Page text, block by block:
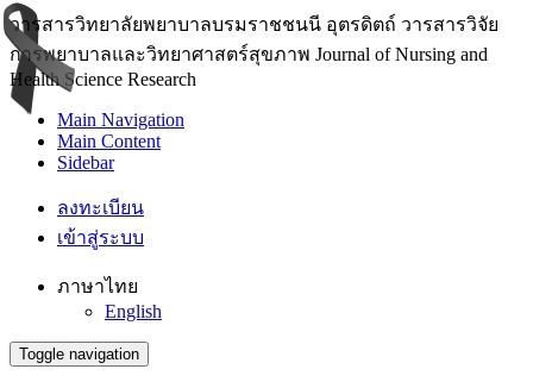
วารสารวิทยาลัยพยาบาลบรมราชชนนี อุตรดิตถ์ วารสารวิจัย
การพยาบาลและวิทยาศาสตร์สุขภาพ Journal of Nursing and
Health Science Research
Main Navigation
Main Content
Sidebar
ลงทะเบียน
เข้าสู่ระบบ
ภาษาไทย
English
Toggle navigation